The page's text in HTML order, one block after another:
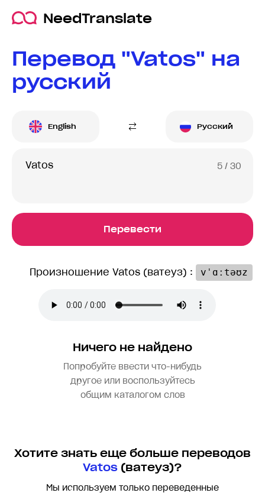
NeedTranslate
Перевод "Vatos" на
русский
English Русский
5 / 30
Перевести
Произношение Vatos (ватеуз) : vˈɑːtəʊz
Ничего не найдено
Попробуйте ввести что-нибудь
другое или воспользуйтесь
общим каталогом слов
Хотите знать еще больше переводов
Vatos (ватеуз)?
Мы используем только переведенные